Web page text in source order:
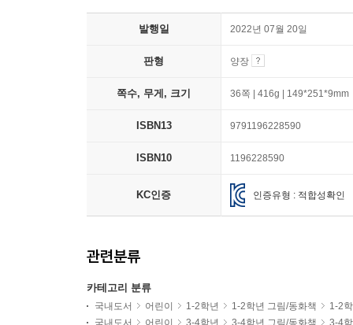
발행일 2022년 07월 20일
판형 양장
쪽수, 무게, 크기 36쪽 | 416g | 149*251*9mm
ISBN13 9791196228590
ISBN10 1196228590
KC인증 인증유형 : 적합성확인
관련분류
카테고리 분류
국내도서 어린이 1-2학년 1-2학년 그림/동화책
1-2